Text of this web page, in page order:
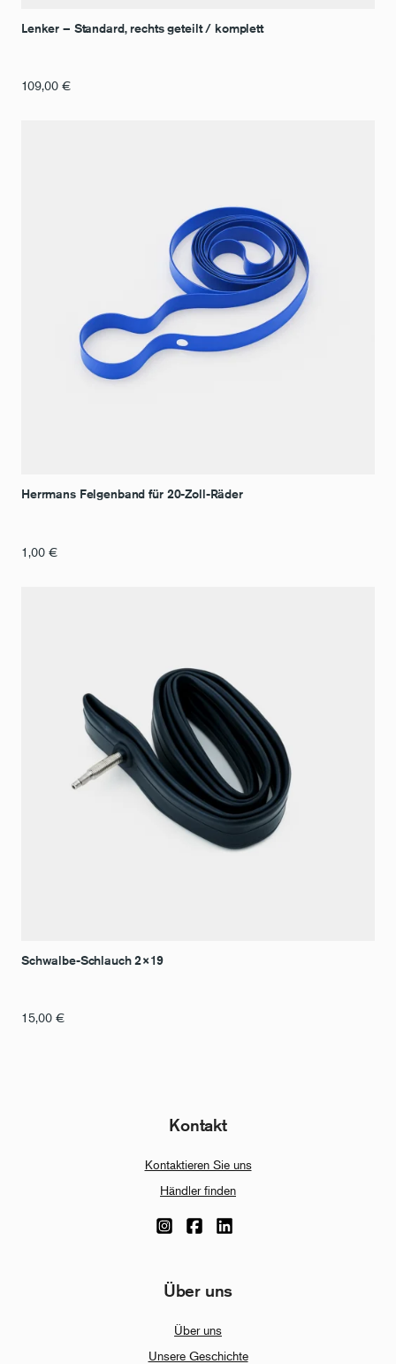
Lenker – Standard, rechts geteilt / komplett
109,00 €
Herrmans Felgenband für 20-Zoll-Räder
1,00 €
Schwalbe-Schlauch 2×19
15,00 €
Kontakt
Kontaktieren Sie uns
Händler finden
Über uns
Über uns
Unsere Geschichte